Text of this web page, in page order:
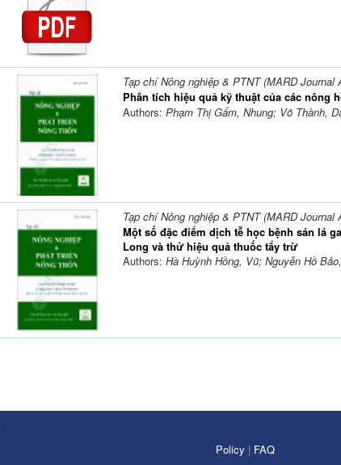
Tạp chí Nông nghiệp & PTNT (MARD Journal
Phân tích hiệu quả kỹ thuật của các nông
Authors: Phạm Thị Gấm, Nhung; Võ Thành,
Tạp chí Nông nghiệp & PTNT (MARD Journal
Một số đặc điểm dịch tễ học bệnh sán lá
Long và thử hiệu quả thuốc tẩy trừ
Authors: Hà Huỳnh Hồng, Vũ; Nguyễn Hồ
Policy | FAQ